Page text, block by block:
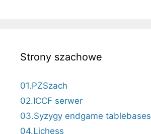
Strony szachowe
01.PZSzach
02.ICCF serwer
03.Syzygy endgame tablebases
04.Lichess